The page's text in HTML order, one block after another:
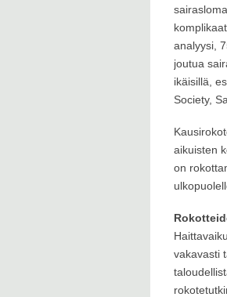
analyysi,
joutua
ikäisillä,
Society,
aikuisten
on
vakavasti